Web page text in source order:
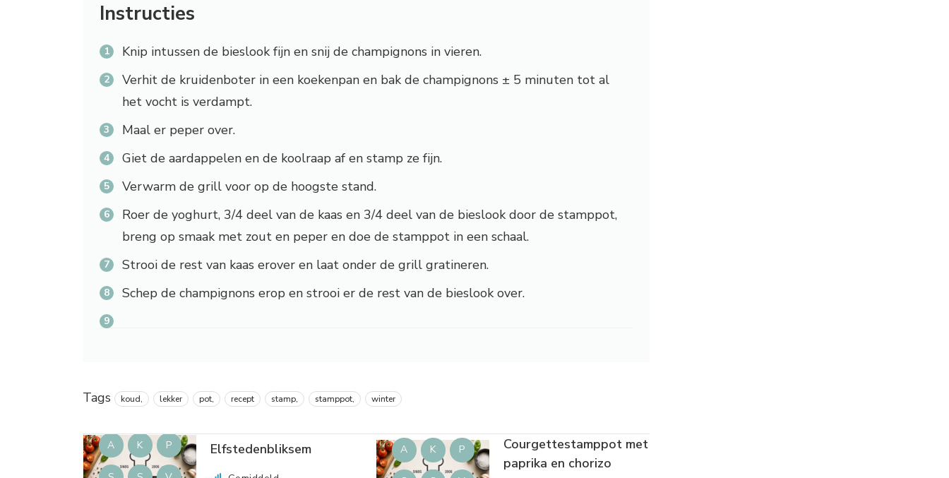
Instructies
Knip intussen de bieslook fijn en snij de champignons in vieren.
Verhit de kruidenboter in een koekenpan en bak de champignons ± 5 minuten tot al
het vocht is verdampt.
Maal er peper over.
Giet de aardappelen en de koolraap af en stamp ze fijn.
Verwarm de grill voor op de hoogste stand.
Roer de yoghurt, 3/4 deel van de kaas en 3/4 deel van de bieslook door de stamppot,
breng op smaak met zout en peper en doe de stamppot in een schaal.
Strooi de rest van kaas erover en laat onder de grill gratineren.
Schep de champignons erop en strooi er de rest van de bieslook over.
Tags koud, lekker pot, recept stamp, stamppot, winter
A K P Elfstedenbliksem A K P
Courgettestamppot met
paprika en chorizo